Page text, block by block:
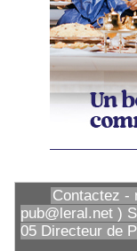
Contactez -
pub@leral.net )
05 Directeur de